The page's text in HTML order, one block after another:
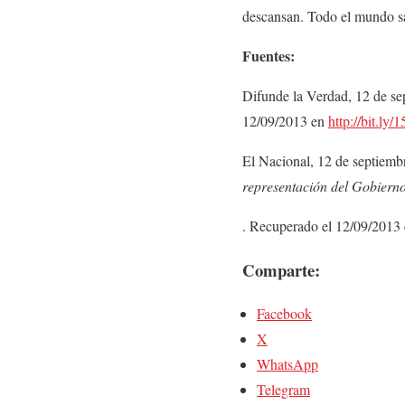
descansan. Todo el mundo
Fuentes:
Difunde la Verdad, 12 de
12/09/2013 en http://bit.ly/
El Nacional, 12 de
representación del
. Recuperado el 12/09/
Comparte:
Facebook
X
WhatsApp
Telegram